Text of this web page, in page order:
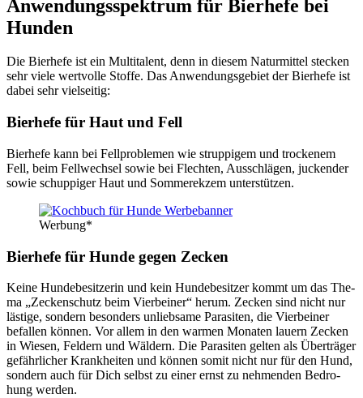
Anwen­dungs­spek­trum für Bier­he­fe bei
Hun­den
Die Bier­he­fe ist ein Mul­ti­ta­lent, denn in die­sem Natur­mit­tel ste­cken
sehr vie­le wert­vol­le Stof­fe. Das Anwen­dungs­ge­biet der Bier­he­fe ist
dabei sehr viel­sei­tig:
Bier­he­fe für Haut und Fell
Bier­he­fe kann bei Fell­pro­ble­men wie strup­pi­gem und tro­cke­nem
Fell, beim Fell­wech­sel sowie bei Flech­ten, Aus­schlä­gen, jucken­der
sowie schup­pi­ger Haut und Som­mer­ek­zem unter­stüt­zen.
Wer­bung*
Bier­he­fe für Hun­de gegen Zecken
Kei­ne Hun­de­be­sit­ze­rin und kein Hun­de­be­sit­zer kommt um das The­
ma „Zecken­schutz beim Vier­bei­ner“ her­um. Zecken sind nicht nur
läs­ti­ge, son­dern beson­ders unlieb­sa­me Para­si­ten, die Vier­bei­ner
befal­len kön­nen. Vor allem in den war­men Mona­ten lau­ern Zecken
in Wie­sen, Fel­dern und Wäl­dern. Die Para­si­ten gel­ten als Über­trä­ger
gefähr­li­cher Krank­hei­ten und kön­nen somit nicht nur für den Hund,
son­dern auch für Dich selbst zu einer ernst zu neh­men­den Bedro­
hung wer­den.